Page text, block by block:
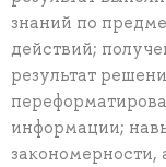
знаний по
действий;
результат
информации;
закономерности,